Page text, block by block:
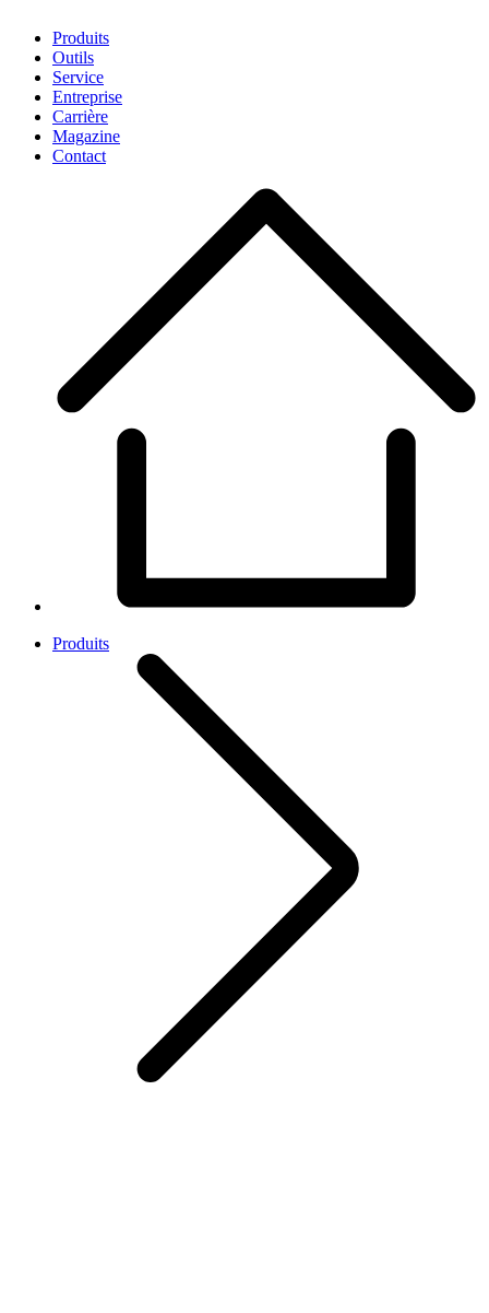
Produits
Outils
Service
Entreprise
Carrière
Magazine
Contact
Produits